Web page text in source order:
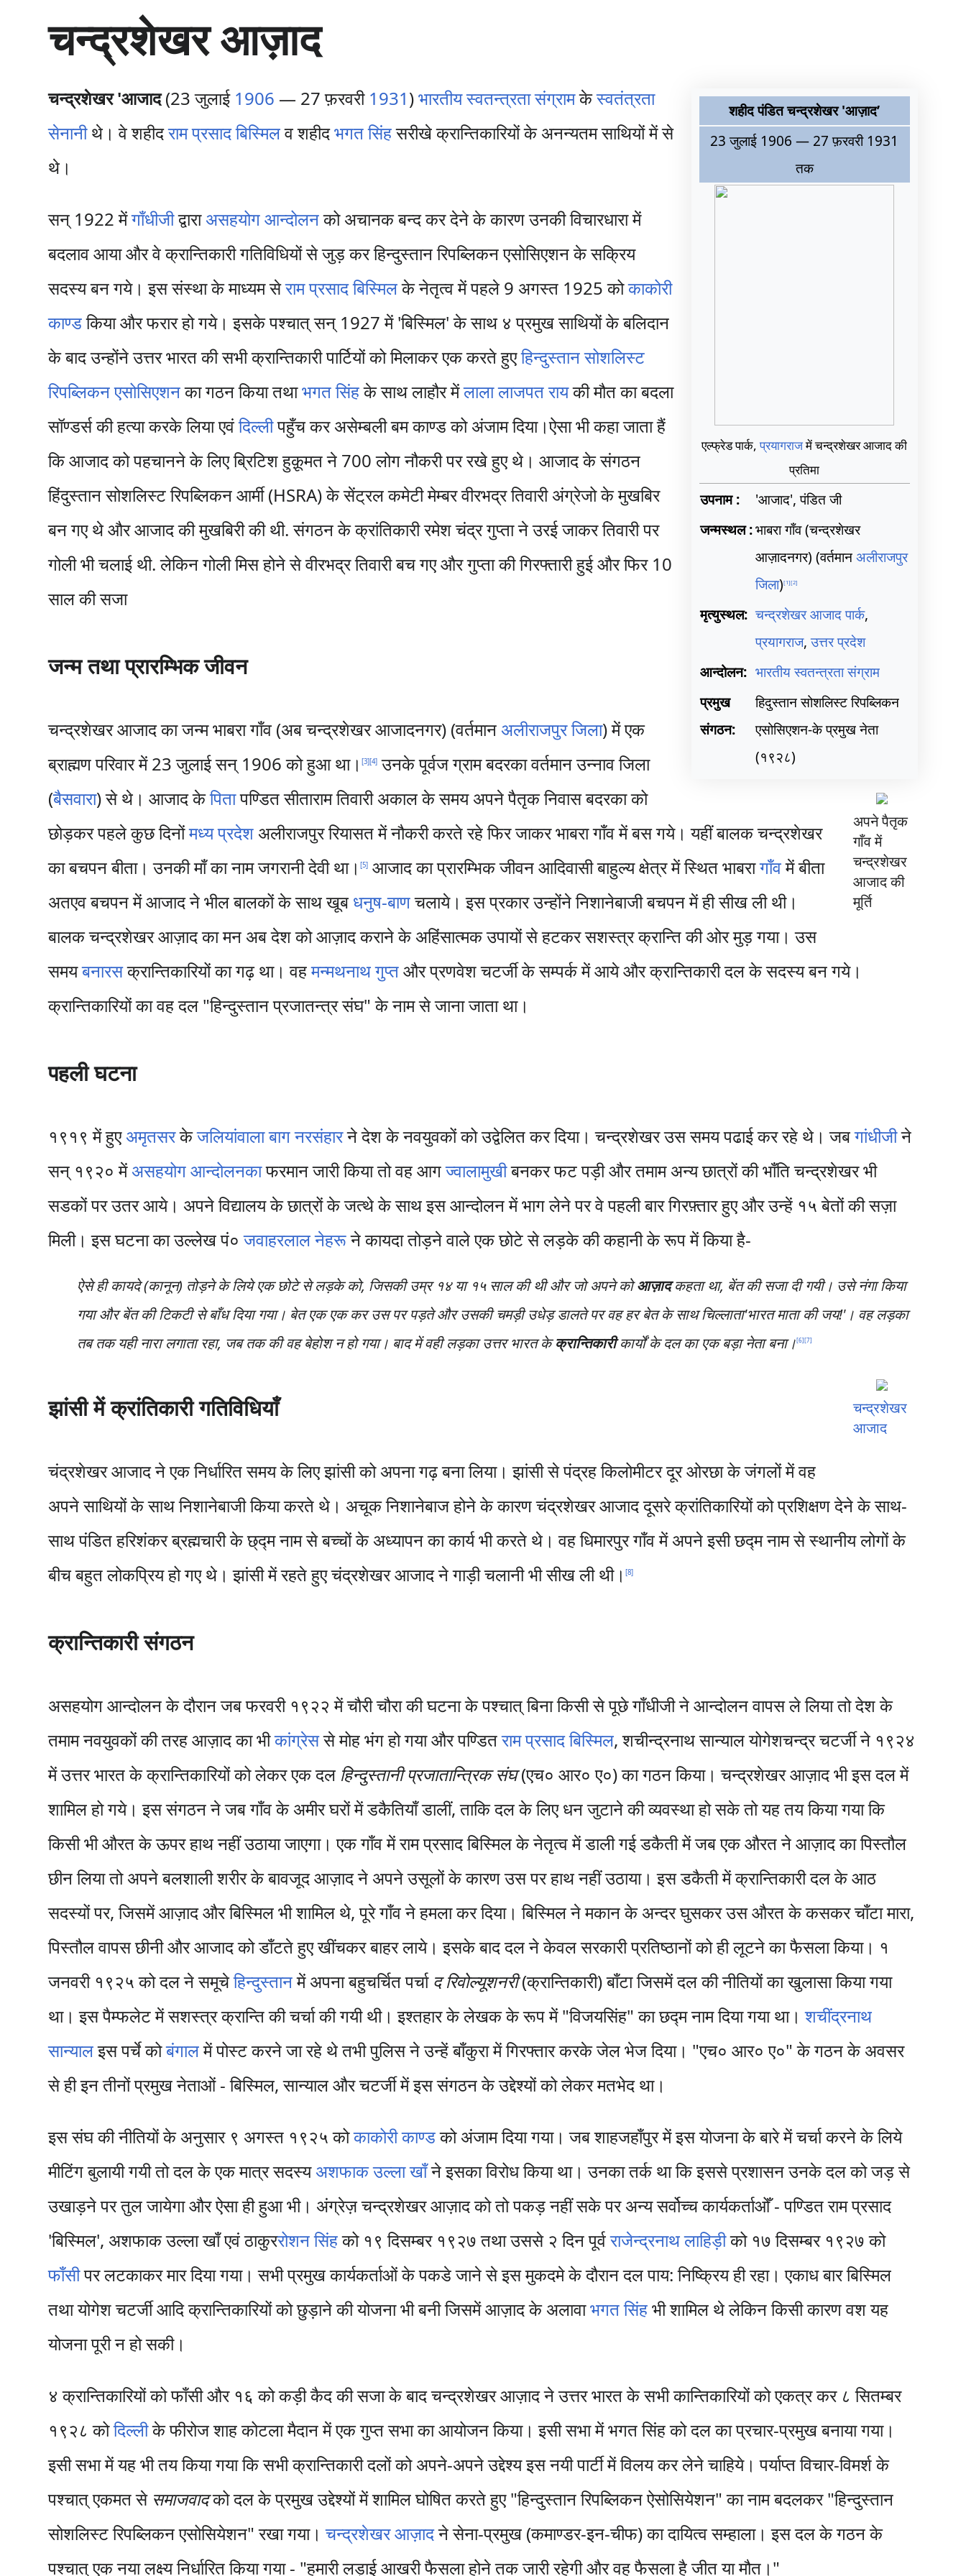
म
ग्री
एँ
चन्द्रशेखर आज़ाद
शहीद पंडित चन्द्रशेखर 'आज़ाद’
23 जुलाई 1906 — 27 फ़रवरी 1931
तक
एल्फ्रेड पार्क,प्रयागराजमें चन्द्रशेखर आजाद की
प्रतिमा
उपनाम :
'आजाद', पंडित जी
जन्मस्थल :भाबरा गाँव (चन्द्रशेखर
आज़ादनगर) (वर्तमानअलीराजपुर
जिला)[1][2]
मृत्युस्थल: चन्द्रशेखर आजाद पार्क,
प्रयागराज,उत्तर प्रदेश
आन्दोलन: भारतीय स्वतन्त्रता संग्राम
प्रमुख
संगठन:
हिदुस्तान सोशलिस्ट रिपब्लिकन
एसोसिएशन-के प्रमुख नेता
(१९२८)
चन्द्रशेखर 'आजाद(23 जुलाई 1906 — 27 फ़रवरी 1931)भारतीय स्वतन्त्रता संग्रामकेस्वतंत्रता
सेनानीथे। वे शहीदराम प्रसाद बिस्मिलव शहीदभगत सिंहसरीखे क्रान्तिकारियों के अनन्यतम साथियों में से
थे।
सन् 1922 मेंगाँधीजीद्वाराअसहयोग आन्दोलनको अचानक बन्द कर देने के कारण उनकी विचारधारा में
बदलाव आया और वे क्रान्तिकारी गतिविधियों से जुड़ कर हिन्दुस्तान रिपब्लिकन एसोसिएशन के सक्रिय
सदस्य बन गये। इस संस्था के माध्यम सेराम प्रसाद बिस्मिलके नेतृत्व में पहले 9 अगस्त 1925 कोकाकोरी
काण्डकिया और फरार हो गये। इसके पश्चात् सन् 1927 में 'बिस्मिल' के साथ ४ प्रमुख साथियों के बलिदान
के बाद उन्होंने उत्तर भारत की सभी क्रान्तिकारी पार्टियों को मिलाकर एक करते हुएहिन्दुस्तान सोशलिस्ट
रिपब्लिकन एसोसिएशनका गठन किया तथाभगत सिंहके साथ लाहौर मेंलाला लाजपत रायकी मौत का बदला
सॉण्डर्स की हत्या करके लिया एवंदिल्लीपहुँच कर असेम्बली बम काण्ड को अंजाम दिया।ऐसा भी कहा जाता हैं
कि आजाद को पहचानने के लिए ब्रिटिश हुक़ूमत ने 700 लोग नौकरी पर रखे हुए थे। आजाद के संगठन
हिंदुस्तान सोशलिस्ट रिपब्लिकन आर्मी (HSRA) के सेंट्रल कमेटी मेम्बर वीरभद्र तिवारी अंग्रेजो के मुखबिर
बन गए थे और आजाद की मुखबिरी की थी. संगठन के क्रांतिकारी रमेश चंद्र गुप्ता ने उरई जाकर तिवारी पर
गोली भी चलाई थी. लेकिन गोली मिस होने से वीरभद्र तिवारी बच गए और गुप्ता की गिरफ्तारी हुई और फिर 10
साल की सजा
जन्म तथा प्रारम्भिक जीवन
अपने पैतृक
गाँव में
चन्द्रशेखर
आजाद की
मूर्ति
चन्द्रशेखर आजाद का जन्म भाबरा गाँव (अब चन्द्रशेखर आजादनगर) (वर्तमानअलीराजपुर जिला) में एक
ब्राह्मण परिवार में 23 जुलाई सन् 1906 को हुआ था।[3][4] उनके पूर्वज ग्राम बदरका वर्तमान उन्नाव जिला
(बैसवारा) से थे। आजाद केपितापण्डित सीताराम तिवारी अकाल के समय अपने पैतृक निवास बदरका को
छोड़कर पहले कुछ दिनोंमध्य प्रदेशअलीराजपुर रियासत में नौकरी करते रहे फिर जाकर भाबरा गाँव में बस गये। यहीं बालक चन्द्रशेखर
का बचपन बीता। उनकी माँ का नाम जगरानी देवी था।[5] आजाद का प्रारम्भिक जीवन आदिवासी बाहुल्य क्षेत्र में स्थित भाबरागाँवमें बीता
अतएव बचपन में आजाद ने भील बालकों के साथ खूब धनुष-बाणचलाये। इस प्रकार उन्होंने निशानेबाजी बचपन में ही सीख ली थी।
बालक चन्द्रशेखर आज़ाद का मन अब देश को आज़ाद कराने के अहिंसात्मक उपायों से हटकर सशस्त्र क्रान्ति की ओर मुड़ गया। उस
समयबनारसक्रान्तिकारियों का गढ़ था। वहमन्मथनाथ गुप्तऔर प्रणवेश चटर्जी के सम्पर्क में आये और क्रान्तिकारी दल के सदस्य बन गये।
क्रान्तिकारियों का वह दल "हिन्दुस्तान प्रजातन्त्र संघ" के नाम से जाना जाता था।
पहली घटना
१९१९ में हुएअमृतसरकेजलियांवाला बाग नरसंहारने देश के नवयुवकों को उद्वेलित कर दिया। चन्द्रशेखर उस समय पढाई कर रहे थे। जबगांधीजीने
सन् १९२० मेंअसहयोग आन्दोलनकाफरमान जारी किया तो वह आगज्वालामुखीबनकर फट पड़ी और तमाम अन्य छात्रों की भाँति चन्द्रशेखर भी
सडकों पर उतर आये। अपने विद्यालय के छात्रों के जत्थे के साथ इस आन्दोलन में भाग लेने पर वे पहली बार गिरफ़्तार हुए और उन्हें १५ बेतों की सज़ा
मिली। इस घटना का उल्लेख पं०जवाहरलाल नेहरूने कायदा तोड़ने वाले एक छोटे से लड़के की कहानी के रूप में किया है-
ऐसे ही कायदे (कानून) तोड़ने के लिये एक छोटे से लड़के को, जिसकी उम्र १४ या १५ साल की थी और जो अपने कोआज़ादकहता था, बेंत की सजा दी गयी। उसे नंगा किया
गया और बेंत की टिकटी से बाँध दिया गया। बेत एक एक कर उस पर पड़ते और उसकी चमड़ी उधेड़ डालते पर वह हर बेत के साथ चिल्लाता'भारत माता की जय!'। वह लड़का
तब तक यही नारा लगाता रहा, जब तक की वह बेहोश न हो गया। बाद में वही लड़का उत्तर भारत केक्रान्तिकारीकार्यों के दल का एक बड़ा नेता बना।[6][7]
चन्द्रशेखर
आजाद
झांसी में क्रांतिकारी गतिविधियाँ
चंद्रशेखर आजाद ने एक निर्धारित समय के लिए झांसी को अपना गढ़ बना लिया। झांसी से पंद्रह किलोमीटर दूर ओरछा के जंगलों में वह
अपने साथियों के साथ निशानेबाजी किया करते थे। अचूक निशानेबाज होने के कारण चंद्रशेखर आजाद दूसरे क्रांतिकारियों को प्रशिक्षण देने के साथ-
साथ पंडित हरिशंकर ब्रह्मचारी के छ्द्म नाम से बच्चों के अध्यापन का कार्य भी करते थे। वह धिमारपुर गाँव में अपने इसी छद्म नाम से स्थानीय लोगों के
बीच बहुत लोकप्रिय हो गए थे। झांसी में रहते हुए चंद्रशेखर आजाद ने गाड़ी चलानी भी सीख ली थी।[8]
क्रान्तिकारी संगठन
असहयोग आन्दोलन के दौरान जब फरवरी १९२२ में चौरी चौरा की घटना के पश्चात् बिना किसी से पूछे गाँधीजी ने आन्दोलन वापस ले लिया तो देश के
तमाम नवयुवकों की तरह आज़ाद का भीकांग्रेससे मोह भंग हो गया और पण्डितराम प्रसाद बिस्मिल, शचीन्द्रनाथ सान्याल योगेशचन्द्र चटर्जी ने १९२४
में उत्तर भारत के क्रान्तिकारियों को लेकर एक दल हिन्दुस्तानी प्रजातान्त्रिक संघ(एच० आर० ए०) का गठन किया। चन्द्रशेखर आज़ाद भी इस दल में
शामिल हो गये। इस संगठन ने जब गाँव के अमीर घरों में डकैतियाँ डालीं, ताकि दल के लिए धन जुटाने की व्यवस्था हो सके तो यह तय किया गया कि
किसी भी औरत के ऊपर हाथ नहीं उठाया जाएगा। एक गाँव में राम प्रसाद बिस्मिल के नेतृत्व में डाली गई डकैती में जब एक औरत ने आज़ाद का पिस्तौल
छीन लिया तो अपने बलशाली शरीर के बावजूद आज़ाद ने अपने उसूलों के कारण उस पर हाथ नहीं उठाया। इस डकैती में क्रान्तिकारी दल के आठ
सदस्यों पर, जिसमें आज़ाद और बिस्मिल भी शामिल थे, पूरे गाँव ने हमला कर दिया। बिस्मिल ने मकान के अन्दर घुसकर उस औरत के कसकर चाँटा मारा,
पिस्तौल वापस छीनी और आजाद को डाँटते हुए खींचकर बाहर लाये। इसके बाद दल ने केवल सरकारी प्रतिष्ठानों को ही लूटने का फैसला किया। १
जनवरी १९२५ को दल ने समूचेहिन्दुस्तानमें अपना बहुचर्चित पर्चा द रिवोल्यूशनरी(क्रान्तिकारी) बाँटा जिसमें दल की नीतियों का खुलासा किया गया
था। इस पैम्फलेट में सशस्त्र क्रान्ति की चर्चा की गयी थी। इश्तहार के लेखक के रूप में "विजयसिंह" का छद्म नाम दिया गया था।शचींद्रनाथ
सान्यालइस पर्चे कोबंगालमें पोस्ट करने जा रहे थे तभी पुलिस ने उन्हें बाँकुरा में गिरफ्तार करके जेल भेज दिया। "एच० आर० ए०" के गठन के अवसर
से ही इन तीनों प्रमुख नेताओं - बिस्मिल, सान्याल और चटर्जी में इस संगठन के उद्देश्यों को लेकर मतभेद था।
इस संघ की नीतियों के अनुसार ९ अगस्त १९२५ कोकाकोरी काण्डको अंजाम दिया गया। जब शाहजहाँपुर में इस योजना के बारे में चर्चा करने के लिये
मीटिंग बुलायी गयी तो दल के एक मात्र सदस्यअशफाक उल्ला खाँने इसका विरोध किया था। उनका तर्क था कि इससे प्रशासन उनके दल को जड़ से
उखाड़ने पर तुल जायेगा और ऐसा ही हुआ भी। अंग्रेज़ चन्द्रशेखर आज़ाद को तो पकड़ नहीं सके पर अन्य सर्वोच्च कार्यकर्ताओँ - पण्डित राम प्रसाद
'बिस्मिल', अशफाक उल्ला खाँ एवं ठाकुररोशन सिंहको १९ दिसम्बर १९२७ तथा उससे २ दिन पूर्वराजेन्द्रनाथ लाहिड़ीको १७ दिसम्बर १९२७ को
फाँसीपर लटकाकर मार दिया गया। सभी प्रमुख कार्यकर्ताओं के पकडे जाने से इस मुकदमे के दौरान दल पाय: निष्क्रिय ही रहा। एकाध बार बिस्मिल
तथा योगेश चटर्जी आदि क्रान्तिकारियों को छुड़ाने की योजना भी बनी जिसमें आज़ाद के अलावाभगत सिंहभी शामिल थे लेकिन किसी कारण वश यह
योजना पूरी न हो सकी।
४ क्रान्तिकारियों को फाँसी और १६ को कड़ी कैद की सजा के बाद चन्द्रशेखर आज़ाद ने उत्तर भारत के सभी कान्तिकारियों को एकत्र कर ८ सितम्बर
१९२८ कोदिल्लीके फीरोज शाह कोटला मैदान में एक गुप्त सभा का आयोजन किया। इसी सभा में भगत सिंह को दल का प्रचार-प्रमुख बनाया गया।
इसी सभा में यह भी तय किया गया कि सभी क्रान्तिकारी दलों को अपने-अपने उद्देश्य इस नयी पार्टी में विलय कर लेने चाहिये। पर्याप्त विचार-विमर्श के
पश्चात् एकमत से समाजवादको दल के प्रमुख उद्देश्यों में शामिल घोषित करते हुए "हिन्दुस्तान रिपब्लिकन ऐसोसियेशन" का नाम बदलकर "हिन्दुस्तान
सोशलिस्ट रिपब्लिकन एसोसियेशन" रखा गया।चन्द्रशेखर आज़ादने सेना-प्रमुख (कमाण्डर-इन-चीफ) का दायित्व सम्हाला। इस दल के गठन के
पश्चात् एक नया लक्ष्य निर्धारित किया गया - "हमारी लड़ाई आखरी फैसला होने तक जारी रहेगी और वह फैसला है जीत या मौत।"